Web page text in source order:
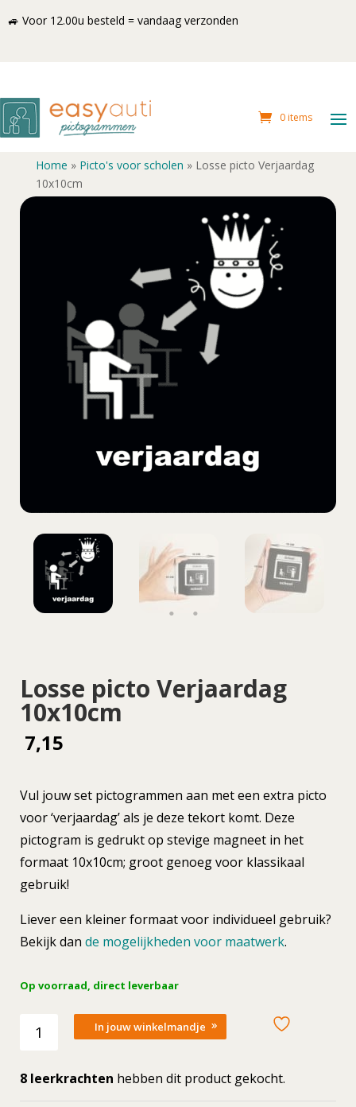
🚙 Voor 12.00u besteld = vandaag verzonden
0 items
Home » Picto's voor scholen » Losse picto Verjaardag
10x10cm
Losse picto Verjaardag
10x10cm
7,15
Vul jouw set pictogrammen aan met een extra picto
voor ‘verjaardag’ als je deze tekort komt. Deze
pictogram is gedrukt op stevige magneet in het
formaat 10x10cm; groot genoeg voor klassikaal
gebruik!
Liever een kleiner formaat voor individueel gebruik?
Bekijk dan de mogelijkheden voor maatwerk.
Op voorraad, direct leverbaar
picto
10x10cm
In jouw winkelmandje
8 leerkrachten hebben dit product gekocht.